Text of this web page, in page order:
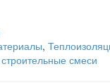
,
смеси